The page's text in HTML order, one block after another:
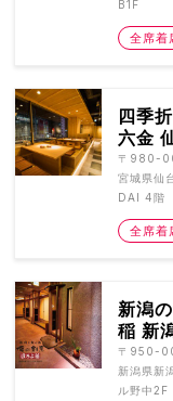
B1F
全席着
四季
六金
〒980-
宮城県仙
DAI 4階
全席着
新潟
稲 新
〒950-
新潟県新
ル野中2F